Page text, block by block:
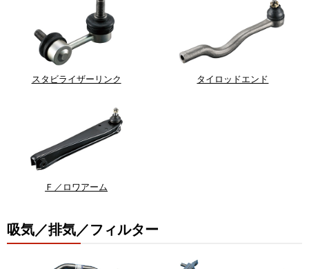
スタビライザーリンク タイロッドエンド
Ｆ／ロワアーム
吸気／排気／フィルター